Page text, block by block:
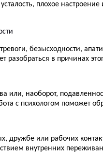
плохое
безысходности,
разобраться в причинах
или, наоборот,
с психологом поможет
дружбе или рабочих
внутренних